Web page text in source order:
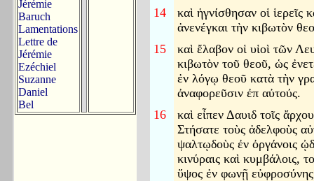
Jérémie
Baruch
Lamentations
Lettre de
Jérémie
Ezéchiel
Suzanne
Daniel
Bel
14
καὶ ἡγνίσθησαν οἱ ἱερεῖς
ἀνενέγκαι τὴν κιβωτὸν
15
καὶ ἔλαβον οἱ υἱοὶ τῶν
κιβωτὸν τοῦ θεοῦ, ὡς
ἐν λόγῳ θεοῦ κατὰ τὴν
ἀναφορεῦσιν ἐπ αὐτούς.
16
καὶ εἶπεν Δαυιδ τοῖς
Στήσατε τοὺς ἀδελφοὺς
ψαλτῳδοὺς ἐν ὀργάνοις
κινύραις καὶ κυμβάλοις,
ὕψος ἐν φωνῇ